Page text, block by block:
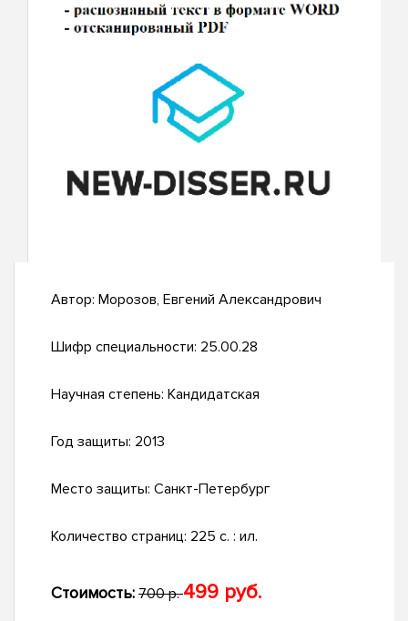
Автор: Морозов, Евгений Александрович
Шифр специальности: 25.00.28
Научная степень: Кандидатская
Год защиты: 2013
Место защиты: Санкт-Петербург
Количество страниц: 225 с. : ил.
Стоимость: 700 р.499 руб.